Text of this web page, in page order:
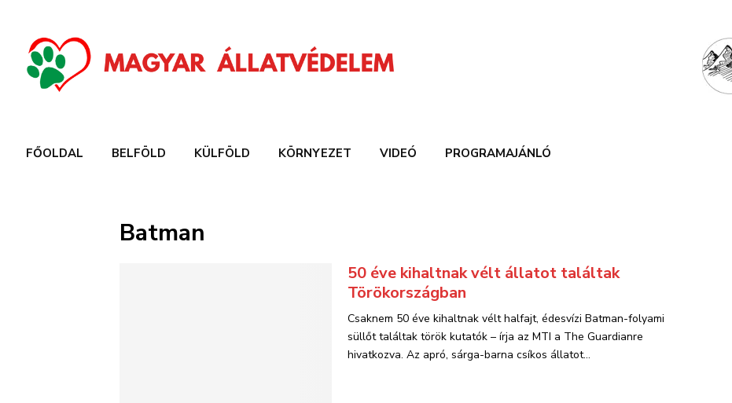
FŐOLDAL BELFÖLD KÜLFÖLD KÖRNYEZET VIDEÓ PROGRAMAJÁNLÓ
Batman
50 éve kihaltnak vélt állatot találtak
Törökországban
Csaknem 50 éve kihaltnak vélt halfajt, édesvízi Batman-folyami
süllőt találtak török kutatók – írja az MTI a The Guardianre
hivatkozva. Az apró, sárga-barna csíkos állatot...